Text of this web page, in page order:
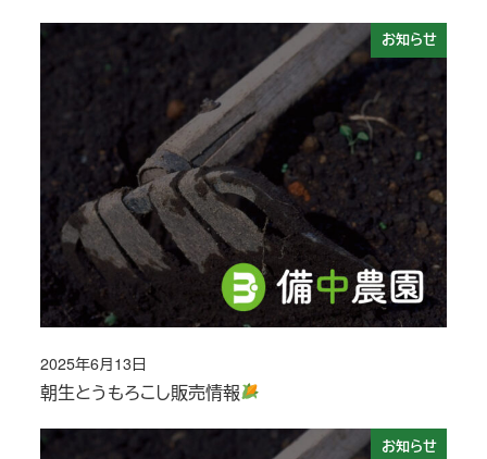
お知らせ
朝生とうもろこし販売情報
投稿日
2025年6月13日
お知らせ